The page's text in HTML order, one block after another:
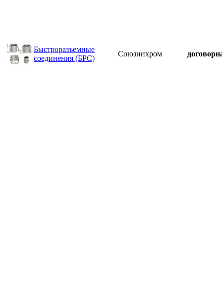
Быстроразъемные
соединения (БРС)
Союзнихром